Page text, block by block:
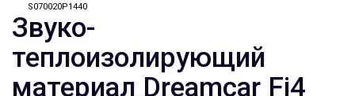
S070020P1440
Звуко-
теплоизолирующий
материал Dreamcar Fi4